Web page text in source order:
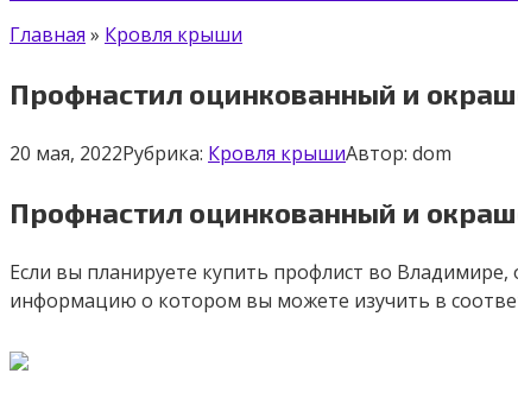
Главная » Кровля крыши
Профнастил оцинкованный и
20 мая, 2022Рубрика: Кровля крышиАвтор: dom
Профнастил оцинкованный и
Если вы планируете купить профлист во
информацию о котором вы можете изучить в